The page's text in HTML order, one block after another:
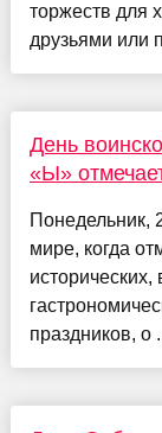
торжеств для
друзьями или
День
«Ы»
Понедельник,
мире, когда
исторических,
праздников, о